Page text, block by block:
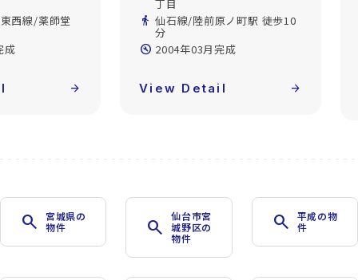
原ノ町駅 徒歩10
完成
location_on
丁目
directions_walk
build_circle 2007年03月完成
View Detail
search
宮城県の
物件
search
仙台市宮
城野区の
物件
search
平成の物
件